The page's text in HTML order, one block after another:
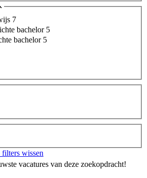
7
bachelor 5
bachelor 5
wissen
vacatures van deze zoekopdracht!